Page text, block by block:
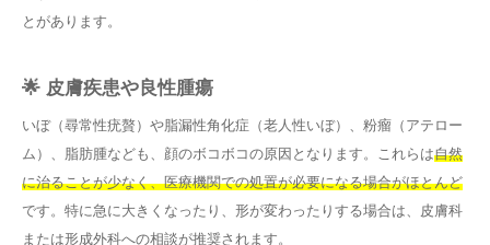
とがあります。
🌟 皮膚疾患や良性腫瘍
いぼ（尋常性疣贅）や脂漏性角化症（老人性いぼ）、粉瘤（アテロー
ム）、脂肪腫なども、顔のボコボコの原因となります。これらは自然
に治ることが少なく、医療機関での処置が必要になる場合がほとんど
です。特に急に大きくなったり、形が変わったりする場合は、皮膚科
または形成外科への相談が推奨されます。